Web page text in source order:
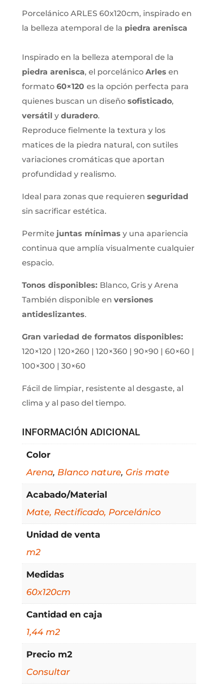
Porcelánico ARLES 60x120cm, inspirado en
la belleza atemporal de la piedra arenisca
Inspirado en la belleza atemporal de la
piedra arenisca, el porcelánico Arles en
formato 60×120 es la opción perfecta para
quienes buscan un diseño sofisticado,
versátil y duradero.
Reproduce fielmente la textura y los
matices de la piedra natural, con sutiles
variaciones cromáticas que aportan
profundidad y realismo.
Ideal para zonas que requieren seguridad
sin sacrificar estética.
Permite juntas mínimas y una apariencia
continua que amplía visualmente cualquier
espacio.
Tonos disponibles: Blanco, Gris y Arena
También disponible en versiones
antideslizantes.
Gran variedad de formatos disponibles:
120×120 | 120×260 | 120×360 | 90×90 | 60×60 |
100×300 | 30×60
Fácil de limpiar, resistente al desgaste, al
clima y al paso del tiempo.
INFORMACIÓN ADICIONAL
Color
Arena, Blanco nature, Gris mate
Acabado/Material
Mate, Rectificado, Porcelánico
Unidad de venta
m2
Medidas
60x120cm
Cantidad en caja
1,44 m2
Precio m2
Consultar